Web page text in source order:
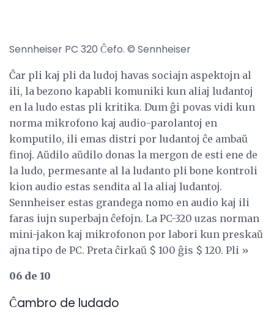
Sennheiser PC 320 Ĉefo. © Sennheiser
Ĉar pli kaj pli da ludoj havas sociajn aspektojn al
ili, la bezono kapabli komuniki kun aliaj ludantoj
en la ludo estas pli kritika. Dum ĝi povas vidi kun
norma mikrofono kaj audio-parolantoj en
komputilo, ili emas distri por ludantoj ĉe ambaŭ
finoj. Aŭdilo aŭdilo donas la mergon de esti ene de
la ludo, permesante al la ludanto pli bone kontroli
kion audio estas sendita al la aliaj ludantoj.
Sennheiser estas grandega nomo en audio kaj ili
faras iujn superbajn ĉefojn. La PC-320 uzas norman
mini-jakon kaj mikrofonon por labori kun preskaŭ
ajna tipo de PC. Preta ĉirkaŭ $ 100 ĝis $ 120. Pli »
06 de 10
Ĉambro de ludado